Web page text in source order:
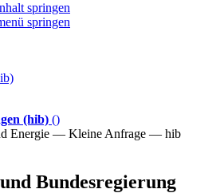
springen
springen
(hib) ()
Energie — Kleine Anfrage — hib
Bundesregierung